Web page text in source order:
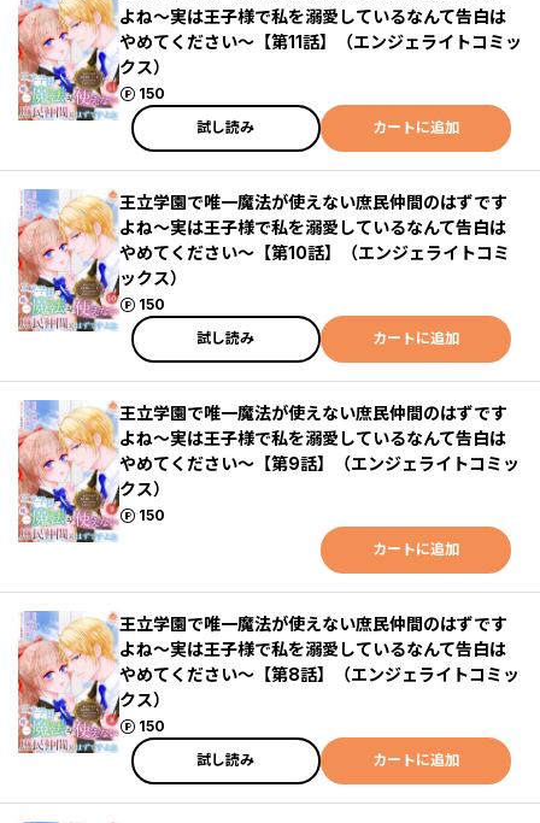
よね～実は王子様で私を溺愛しているなんて告白は
やめてください～【第11話】（エンジェライトコミッ
クス）
150
ポイント
試し読み
カートに追加
王立学園で唯一魔法が使えない庶民仲間のはずです
よね～実は王子様で私を溺愛しているなんて告白は
やめてください～【第10話】（エンジェライトコミ
ックス）
150
ポイント
試し読み
カートに追加
王立学園で唯一魔法が使えない庶民仲間のはずです
よね～実は王子様で私を溺愛しているなんて告白は
やめてください～【第9話】（エンジェライトコミッ
クス）
150
ポイント
カートに追加
王立学園で唯一魔法が使えない庶民仲間のはずです
よね～実は王子様で私を溺愛しているなんて告白は
やめてください～【第8話】（エンジェライトコミッ
クス）
150
ポイント
試し読み
カートに追加